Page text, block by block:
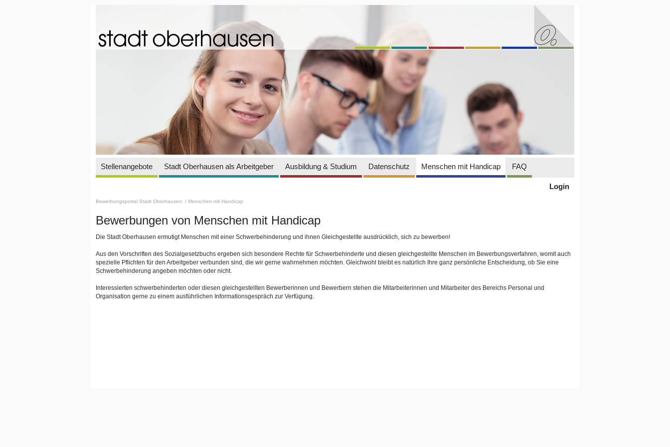
Stellenangebote Stadt Oberhausen als Arbeitgeber Ausbildung & Studium Datenschutz Menschen mit Handicap FAQ
Login
Bewerbungsportal Stadt Oberhausen / Menschen mit Handicap
Bewerbungen von Menschen mit Handicap
Die Stadt Oberhausen ermutigt Menschen mit einer Schwerbehinderung und ihnen Gleichgestellte ausdrücklich, sich zu bewerben!
Aus den Vorschriften des Sozialgesetzbuchs ergeben sich besondere Rechte für Schwerbehinderte und diesen gleichgestellte Menschen im Bewerbungsverfahren, womit auch
spezielle Pflichten für den Arbeitgeber verbunden sind, die wir gerne wahrnehmen möchten. Gleichwohl bleibt es natürlich Ihre ganz persönliche Entscheidung, ob Sie eine
Schwerbehinderung angeben möchten oder nicht.
Interessierten schwerbehinderten oder diesen gleichgestellten Bewerberinnen und Bewerbern stehen die Mitarbeiterinnen und Mitarbeiter des Bereichs Personal und
Organisation gerne zu einem ausführlichen Informationsgespräch zur Verfügung.